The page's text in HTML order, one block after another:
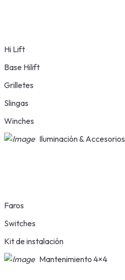
Hi Lift
Base Hilift
Grilletes
Slingas
Winches
Iluminación & Accesorios
Faros
Switches
Kit de instalación
Mantenimiento 4×4